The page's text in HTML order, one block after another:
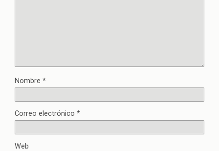
Nombre *
Correo electrónico *
Web